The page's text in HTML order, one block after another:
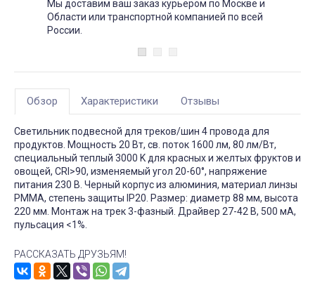
Мы доставим ваш заказ курьером по Москве и
Области или транспортной компанией по всей
России.
Обзор Характеристики Отзывы
Светильник подвесной для треков/шин 4 провода для
продуктов. Мощность 20 Вт, св. поток 1600 лм, 80 лм/Вт,
специальный теплый 3000 K для красных и желтых фруктов и
овощей, CRI>90, изменяемый угол 20-60°, напряжение
питания 230 В. Черный корпус из алюминия, материал линзы
PMMA, степень защиты IP20. Размер: диаметр 88 мм, высота
220 мм. Монтаж на трек 3-фазный. Драйвер 27-42 В, 500 мА,
пульсация <1%.
РАССКАЗАТЬ ДРУЗЬЯМ!